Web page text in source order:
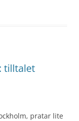
tilltalet
pratar lite